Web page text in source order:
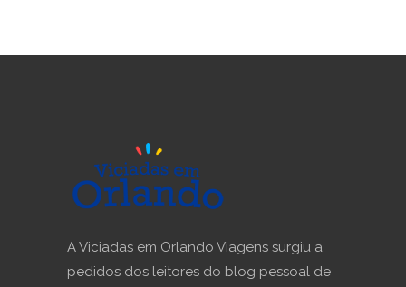
A Viciadas em Orlando Viagens surgiu a
pedidos dos leitores do blog pessoal de